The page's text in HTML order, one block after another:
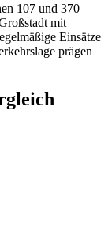
107 und 370
mit
Einsätze
prägen